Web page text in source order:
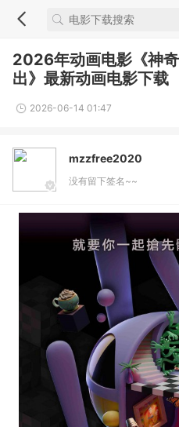
2026年动画电影《神
出》最新动画电影下载
2026-06-14 01:47
mzzfree2020
没有留下签名~~